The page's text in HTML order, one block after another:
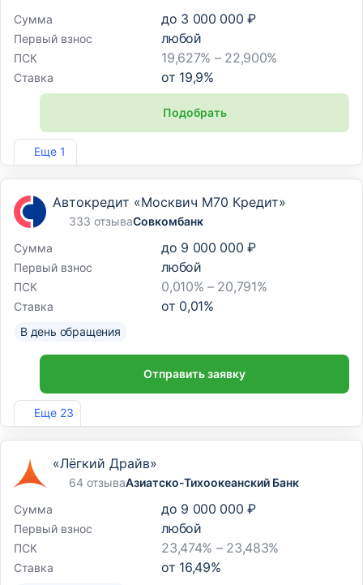
Еще 1
Сумма
до 3 000 000 ₽
Первый взнос любой
ПСК 19,627% – 22,900%
Ставка от 19,9%
Подобрать
Лиц. №254
Еще 23
Автокредит «Москвич М70 Кредит»
333 отзываСовкомбанк
Сумма
до 9 000 000 ₽
Первый взнос любой
ПСК 0,010% – 20,791%
Ставка от 0,01%
В день обращения
Отправить заявку
Лиц. №963
«Лёгкий Драйв»
64 отзываАзиатско-Тихоокеанский Банк
Сумма
до 9 000 000 ₽
Первый взнос любой
ПСК 23,474% – 23,483%
Ставка от 16,49%